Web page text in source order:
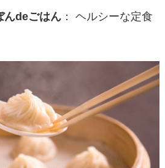
んdeごはん： ヘルシーな定食